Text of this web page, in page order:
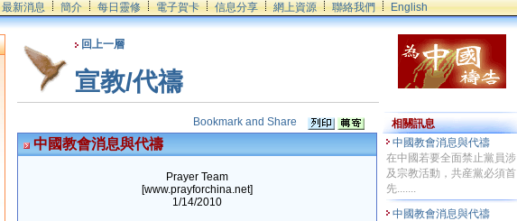
最新消息 簡介 每日靈修 電子賀卡 信息分享 網上資源 聯絡我們 English
回上一層
宣教/代禱
中國教會消息與代禱
Prayer Team
[www.prayforchina.net]
1/14/2010
相關訊息
中國教會消息與代禱
在中國若要全面禁止黨員涉
及宗教活動，共産黨必須首
先.......
中國教會消息與代禱